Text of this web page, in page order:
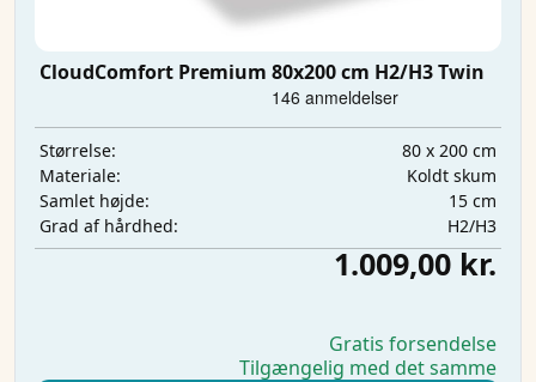
CloudComfort Premium 80x200 cm H2/H3 Twin
Størrelse:
80 x 200 cm
Materiale:
Koldt skum
Samlet højde:
15 cm
Grad af hårdhed:
H2/H3
1.009,00 kr.
Gratis forsendelse
Tilgængelig med det samme